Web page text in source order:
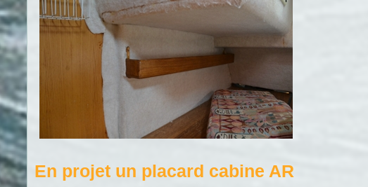
En projet un placard cabine AR